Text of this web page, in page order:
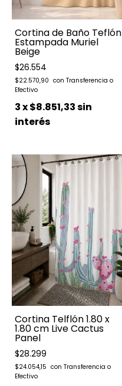
Cortina de Baño Teflón
Estampada Muriel
Beige
$26.554
$22.570,90
3x$8.851,33sin
interés
Cortina Telflón 1.80 x
1.80 cm Live Cactus
Panel
$28.299
$24.054,15